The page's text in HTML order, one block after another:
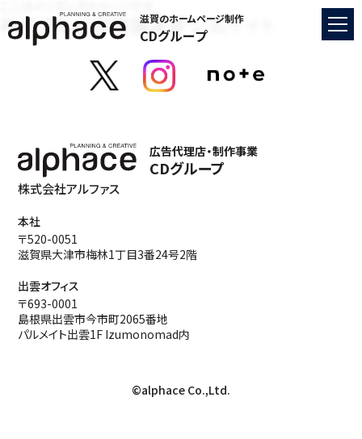
滋賀のホームページ制作
CDグループ
神戸市私立保育園連盟 公式サイト
広告代理店・制作事業
CDグループ
株式会社アルファス
本社
〒520-0051
滋賀県大津市梅林1丁目3番24号2階
出雲オフィス
〒693-0001
島根県出雲市今市町2065番地
パルメイト出雲1F Izumonomad内
©alphace Co.,Ltd.